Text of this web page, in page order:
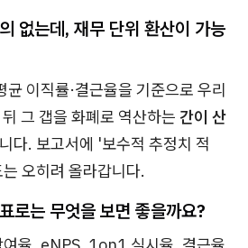
없는데, 재무 단위 환산이 가능
이직률·결근율을 기준으로 우리
그 갭을 화폐로 역산하는 간이 산
다. 보고서에 '보수적 추정치 적
오히려 올라갑니다.
로는 무엇을 보면 좋을까요?